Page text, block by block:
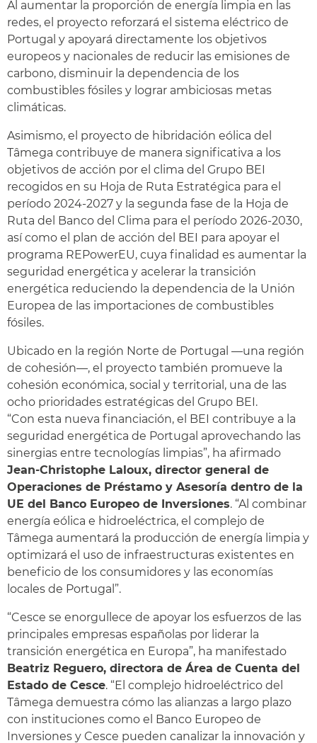
Al aumentar la proporción de energía limpia en las
redes, el proyecto reforzará el sistema eléctrico de
Portugal y apoyará directamente los objetivos
europeos y nacionales de reducir las emisiones de
carbono, disminuir la dependencia de los
combustibles fósiles y lograr ambiciosas metas
climáticas.
Asimismo, el proyecto de hibridación eólica del
Tâmega contribuye de manera significativa a los
objetivos de acción por el clima del Grupo BEI
recogidos en su Hoja de Ruta Estratégica para el
período 2024-2027 y la segunda fase de la Hoja de
Ruta del Banco del Clima para el período 2026-2030,
así como el plan de acción del BEI para apoyar el
programa REPowerEU, cuya finalidad es aumentar la
seguridad energética y acelerar la transición
energética reduciendo la dependencia de la Unión
Europea de las importaciones de combustibles
fósiles.
Ubicado en la región Norte de Portugal —una región
de cohesión—, el proyecto también promueve la
cohesión económica, social y territorial, una de las
ocho prioridades estratégicas del Grupo BEI.
“Con esta nueva financiación, el BEI contribuye a la
seguridad energética de Portugal aprovechando las
sinergias entre tecnologías limpias”, ha afirmado
Jean-Christophe Laloux, director general de
Operaciones de Préstamo y Asesoría dentro de la
UE del Banco Europeo de Inversiones. “Al combinar
energía eólica e hidroeléctrica, el complejo de
Tâmega aumentará la producción de energía limpia y
optimizará el uso de infraestructuras existentes en
beneficio de los consumidores y las economías
locales de Portugal”.
“Cesce se enorgullece de apoyar los esfuerzos de las
principales empresas españolas por liderar la
transición energética en Europa”, ha manifestado
Beatriz Reguero, directora de Área de Cuenta del
Estado de Cesce. “El complejo hidroeléctrico del
Tâmega demuestra cómo las alianzas a largo plazo
con instituciones como el Banco Europeo de
Inversiones y Cesce pueden canalizar la innovación y